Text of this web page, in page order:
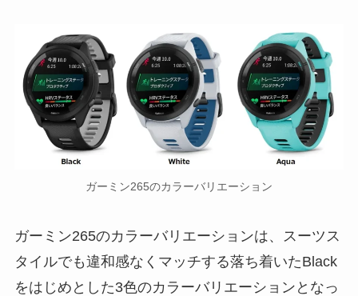
ガーミン265のカラーバリエーション
ガーミン265のカラーバリエーションは、スーツス
タイルでも違和感なくマッチする落ち着いたBlack
をはじめとした3色のカラーバリエーションとなっ